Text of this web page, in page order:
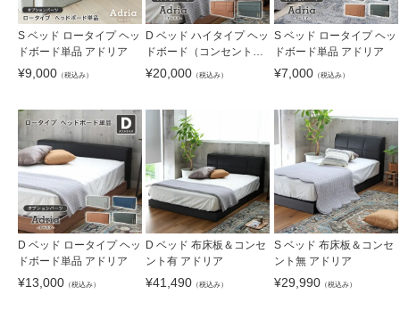
S ベッド ロータイプ ヘッ
ドボード単品 アドリア
¥9,000 （税込み）
D ベッド ハイタイプ ヘッ
ドボード（コンセント
有）単品 アドリア
¥20,000 （税込み）
S ベッド ロータイプ ヘッ
ドボード単品 アドリア
¥7,000（税込み）
D ベッド ロータイプ ヘッ
ドボード単品 アドリア
¥13,000 （税込み）
D ベッド 布床板＆コンセ
ント有 アドリア
¥41,490 （税込み）
S ベッド 布床板＆コンセ
ント無 アドリア
¥29,990（税込み）